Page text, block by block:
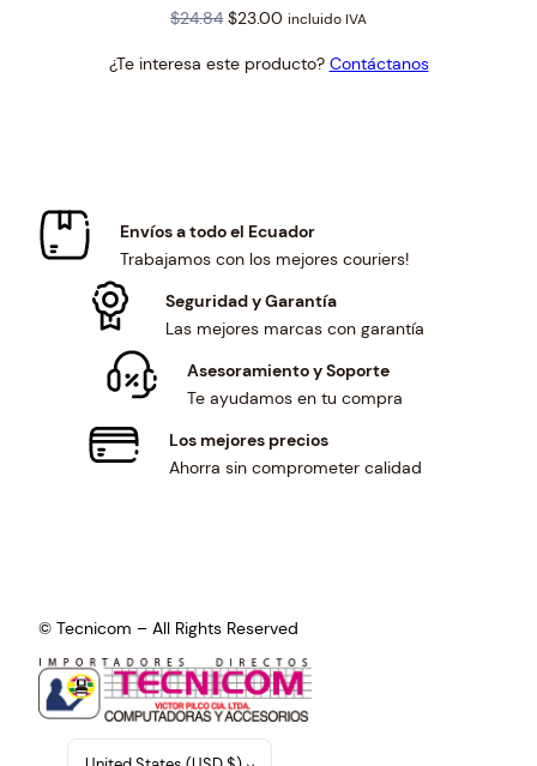
$24.84 Original
was:
$23.00 Current
is:
incluido IVA
¿Te interesa este producto? Contáctanos
Envíos a todo el Ecuador
Trabajamos con los mejores couriers!
Seguridad y Garantía
Las mejores marcas con garantía
Asesoramiento y Soporte
Te ayudamos en tu compra
Los mejores precios
Ahorra sin comprometer calidad
© Tecnicom – All Rights Reserved